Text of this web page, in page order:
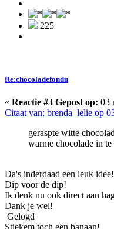
225
Re:chocoladefondu
« Reactie #3 Gepost op: 03
Citaat van: brenda_lelie op
geraspte witte
warme chocolade in te
Da's inderdaad een leuk idee!
Dip voor de dip!
Ik denk nu ook direct aan
Dank je wel!
Gelogd
Stiekem toch een banaan!